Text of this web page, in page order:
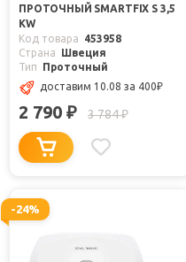
ПРОТОЧНЫЙ SMARTFIX S 3,5
KW
Код товара
453958
Страна
Швеция
Тип
Проточный
доставим 10.08 за 400₽
2 790 ₽ 3 784₽
-24%